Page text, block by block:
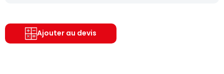
Ajouter au devis